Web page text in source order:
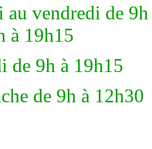
au vendredi de
à 19h15
de 9h à 19h15
de 9h à 12h30